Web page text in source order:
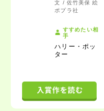
文 / 佐竹美保 絵
ポプラ社
すすめたい相
手
ハリー・ポッ
ター